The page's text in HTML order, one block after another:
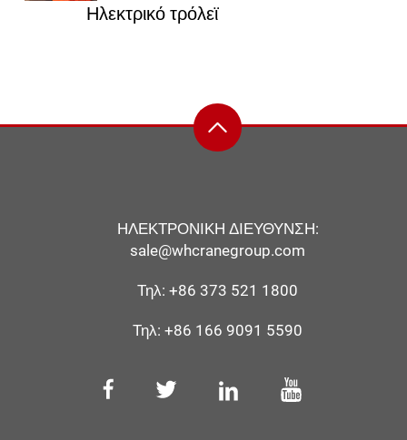
Ηλεκτρικό τρόλεϊ
ΗΛΕΚΤΡΟΝΙΚΗ ΔΙΕΥΘΥΝΣΗ:
sale@whcranegroup.com
Τηλ:+86 373 521 1800
Τηλ:+86 166 9091 5590